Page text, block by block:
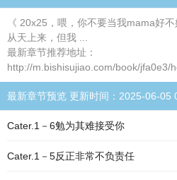
《 20x25，喂，你不要当我mama好
从天上来，但我 ...
最新章节推荐地址：
http://m.bishisujiao.com/book/jfa0e3/
最新章节预览 更新时间：2025-06-05
Cater.1－6勉为其难接受你
Cater.1－5反正非常不负责任